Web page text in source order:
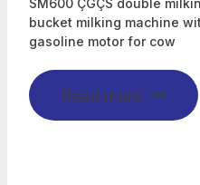
SM600 ÇGÇS double
bucket milking machine
gasoline motor for cow
Read more